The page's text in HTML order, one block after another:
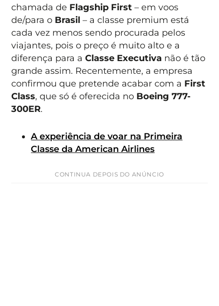
chamada de Flagship First – em voos
de/para o Brasil – a classe premium está
cada vez menos sendo procurada pelos
viajantes, pois o preço é muito alto e a
diferença para aClasse Executiva não é tão
grande assim. Recentemente, a empresa
confirmou que pretende acabar com a First
Class, que só é oferecida no Boeing 777-
300ER.
A experiência de voar na Primeira
Classe da American Airlines
CONTINUA DEPOIS DO ANÚNCIO